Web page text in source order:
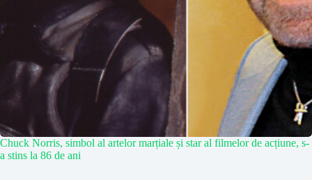
Chuck Norris, simbol al artelor marțiale și star al filmelor de acțiune, s-
a stins la 86 de ani